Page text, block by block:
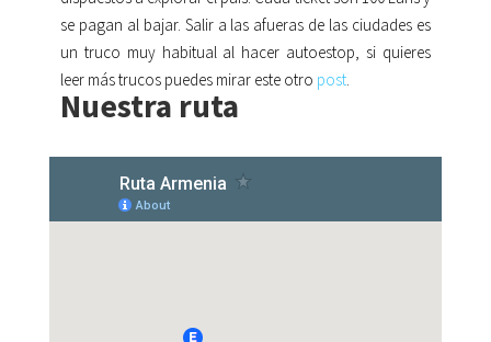
se pagan al bajar. Salir a las afueras de las ciudades es
un truco muy habitual al hacer autoestop, si quieres
leer más trucos puedes mirar este otro post.
Nuestra ruta